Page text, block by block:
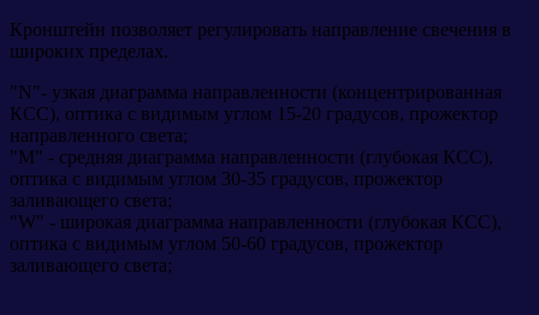
Кронштейн позволяет регулировать направление свечения в
широких пределах.
"N"- узкая диаграмма направленности (концентрированная
КСС), оптика с видимым углом 15-20 градусов, прожектор
направленного света;
"М" - средняя диаграмма направленности (глубокая КСС),
оптика с видимым углом 30-35 градусов, прожектор
заливающего света;
"W" - широкая диаграмма направленности (глубокая КСС),
оптика с видимым углом 50-60 градусов, прожектор
заливающего света;